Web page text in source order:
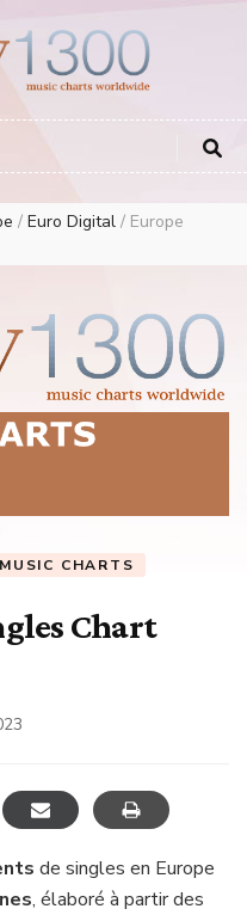
/ Euro Digital / Europe
MUSIC CHARTS
Chart
de singles en Europe
, élaboré à partir des